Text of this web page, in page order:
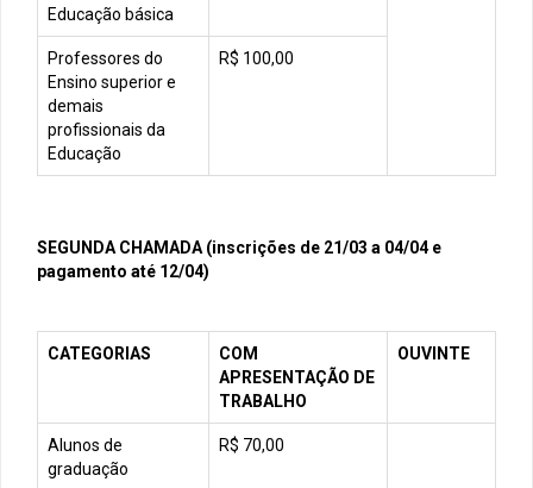
Educação básica
Professores do
Ensino superior e
demais
profissionais da
Educação
R$ 100,00
SEGUNDA CHAMADA (inscrições de 21/03 a 04/04 e
pagamento até 12/04)
CATEGORIAS
COM
APRESENTAÇÃO DE
TRABALHO
OUVINTE
Alunos de
graduação
R$ 70,00